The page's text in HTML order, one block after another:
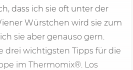
dass ich sie oft unter der
Würstchen wird sie zum
sie aber genauso gern.
drei wichtigsten Tipps für die
im Thermomix®. Los